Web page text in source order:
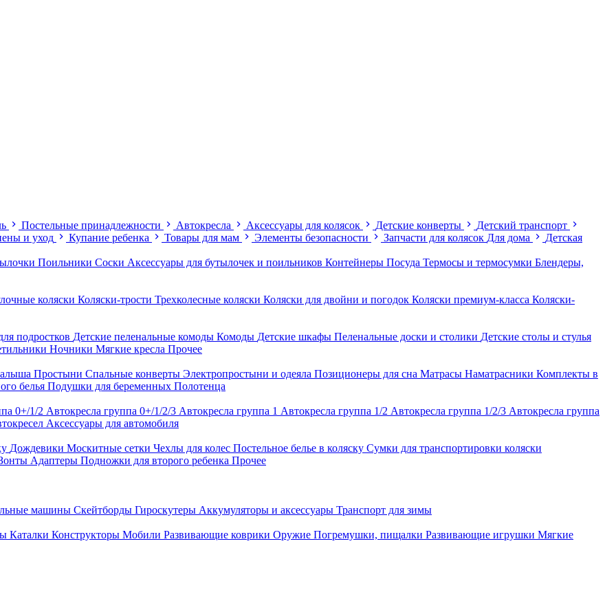
Постельные принадлежности Автокресла Аксессуары для колясок Детские конверты
Детский транспорт
и уход
Купание ребенка Товары для мам Элементы безопасности Запчасти для колясок Для дома Детская
Поильники Соски Аксессуары для бутылочек и поильников Контейнеры Посуда Термосы и термосумки Блендеры,
коляски Коляски-трости Трехколесные коляски Коляски для двойни и погодок Коляски премиум-класса Коляски-
подростков Детские пеленальные комоды Комоды Детские шкафы Пеленальные доски и столики Детские столы и стулья
Ночники Мягкие кресла Прочее
Простыни Спальные конверты Электропростыни и одеяла Позиционеры для сна Матрасы Наматрасники Комплекты в
белья Подушки для беременных Полотенца
0+/1/2 Автокресла группа 0+/1/2/3 Автокресла группа 1 Автокресла группа 1/2 Автокресла группа 1/2/3 Автокресла группа
Аксессуары для автомобиля
Дождевики Москитные сетки Чехлы для колес Постельное белье в коляску Сумки для транспортировки коляски
Адаптеры Подножки для второго ребенка Прочее
машины Скейтборды Гироскутеры Аккумуляторы и аксессуары Транспорт для зимы
Каталки Конструкторы Мобили Развивающие коврики Оружие Погремушки, пищалки Развивающие игрушки Мягкие